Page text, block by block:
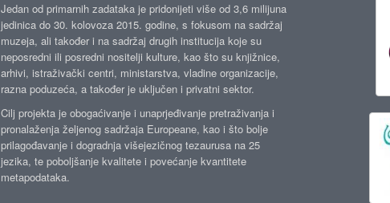
Jedan od primarnih zadataka je pridonijeti više od 3,6 milijuna
jedinica do 30. kolovoza 2015. godine, s fokusom na sadržaj
muzeja, ali također i na sadržaj drugih institucija koje su
neposredni ili posredni nositelji kulture, kao što su knjižnice,
arhivi, istraživački centri, ministarstva, vladine organizacije,
razna poduzeća, a također je uključen i privatni sektor.
Cilj projekta je obogaćivanje i unaprjeđivanje pretraživanja i
pronalaženja željenog sadržaja Europeane, kao i što bolje
prilagođavanje i dogradnja višejezičnog tezaurusa na 25
jezika, te poboljšanje kvalitete i povećanje kvantitete
metapodataka.